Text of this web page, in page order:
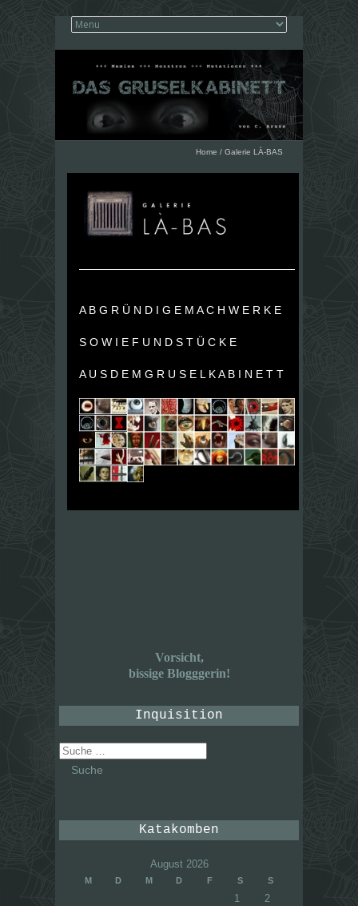
Home / Galerie LÀ-BAS
A B G R Ü N D I G E M A C H W E R K E
S O W I E F U N D S T Ü C K E
A U S D E M G R U S E L K A B I N E T T
Vorsicht,
bissige Blogggerin!
Inquisition
Suche
nach:
Katakomben
August 2026
M D M D F S S
1
2